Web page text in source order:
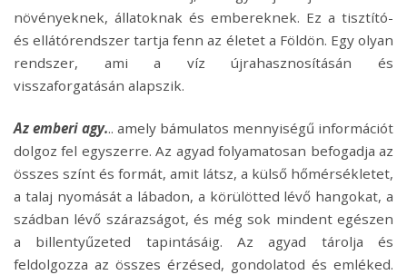
növényeknek, állatoknak és embereknek. Ez a tisztító-
és ellátórendszer tartja fenn az életet a Földön. Egy olyan
rendszer, ami a víz újrahasznosításán és
visszaforgatásán alapszik.
Az emberi agy... amely bámulatos mennyiségű információt
dolgoz fel egyszerre. Az agyad folyamatosan befogadja az
összes színt és formát, amit látsz, a külső hőmérsékletet,
a talaj nyomását a lábadon, a körülötted lévő hangokat, a
szádban lévő szárazságot, és még sok mindent egészen
a billentyűzeted tapintásáig. Az agyad tárolja és
feldolgozza az összes érzésed, gondolatod és emléked.